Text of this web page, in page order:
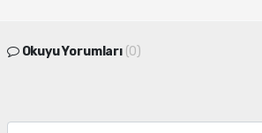
Okuyu Yorumları (0)